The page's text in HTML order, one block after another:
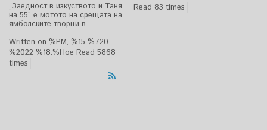
„Заедност в изкуството и Таня
на 55“ е мотото на срещата на
ямболските творци в
Written on %PM, %15 %720
%2022 %18:%Ное Read 5868
times
Read 83 times